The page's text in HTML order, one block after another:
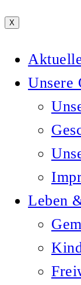
X
Unsere
Leben